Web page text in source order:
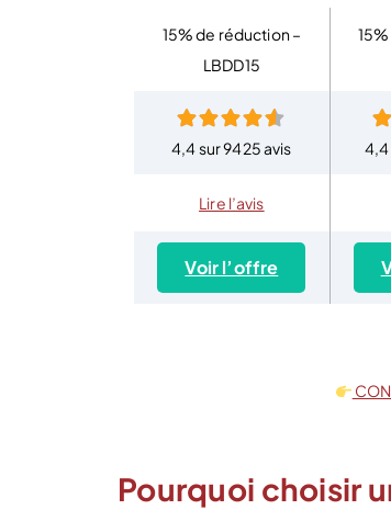
15% de réduction –
LBDD15
4,4 sur 9425 avis
Lire l’avis
Voir l’offre
4,4
Pourquoi choisir